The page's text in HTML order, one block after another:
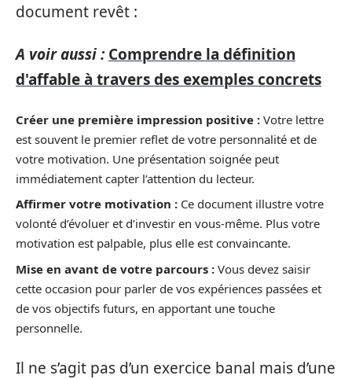
document revêt :
A voir aussi : Comprendre la définition
d'affable à travers des exemples concrets
Créer une première impression positive : Votre lettre
est souvent le premier reflet de votre personnalité et de
votre motivation. Une présentation soignée peut
immédiatement capter l’attention du lecteur.
Affirmer votre motivation : Ce document illustre votre
volonté d’évoluer et d’investir en vous-même. Plus votre
motivation est palpable, plus elle est convaincante.
Mise en avant de votre parcours : Vous devez saisir
cette occasion pour parler de vos expériences passées et
de vos objectifs futurs, en apportant une touche
personnelle.
Il ne s’agit pas d’un exercice banal mais d’une